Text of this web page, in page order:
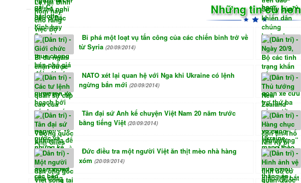
Những tin cũ hơn
Bỉ phá một loạt vụ tấn công của các chiến binh trở về
từ Syria (20/09/2014)
NATO xét lại quan hệ với Nga khi Ukraine có lệnh
ngừng bắn mới (20/09/2014)
Tân đại sứ Anh kể chuyện Việt Nam 20 năm trước
bằng tiếng Việt (20/09/2014)
Đức điều tra một người Việt ăn thịt mèo nhà hàng
xóm (20/09/2014)